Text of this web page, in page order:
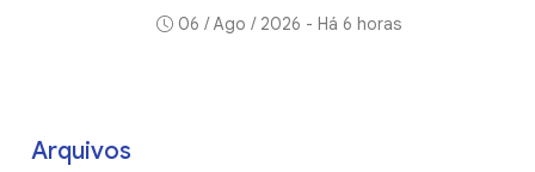
06 / Ago / 2026 - Há 6 horas
Arquivos